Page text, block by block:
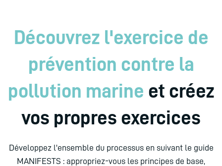
Découvrez l'exercice de
prévention contre la
pollution marine et créez
vos propres exercices
Développez l'ensemble du processus en suivant le guide
MANIFESTS : appropriez-vous les principes de base,